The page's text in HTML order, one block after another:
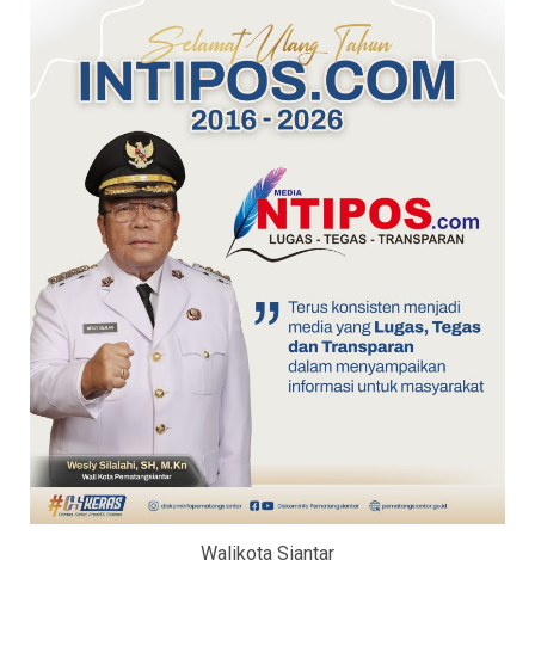
Walikota Siantar